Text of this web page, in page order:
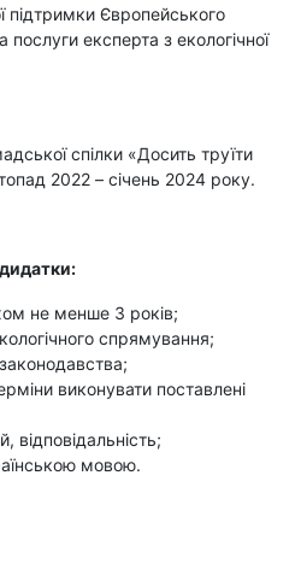
підтримки Європейського
експерта з екологічної
спілки «Досить труїти
2022 – січень 2024 року.
не менше 3 років;
спрямування;
виконувати поставлені
відповідальність;
мовою.